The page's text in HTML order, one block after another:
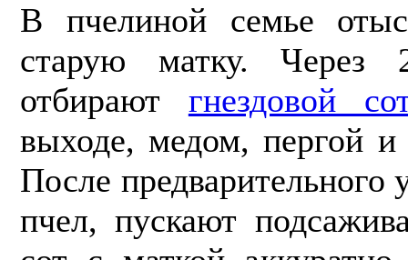
В пчели­ной семье
старую матку.
отбирают гнездовой
выходе, медом, пергой
После предварительного
пчел, пускают